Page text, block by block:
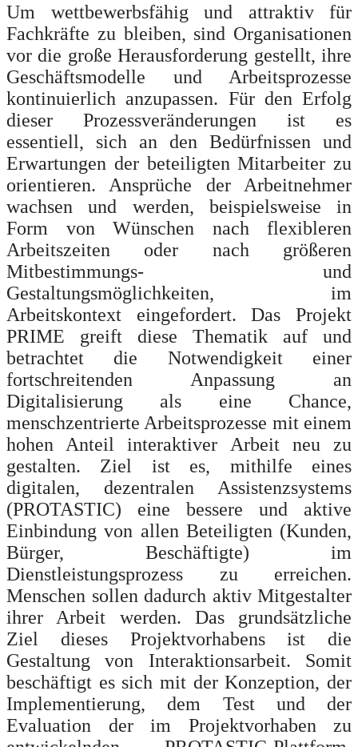
Um wettbewerbsfähig und attraktiv für
Fachkräfte zu bleiben, sind Organisationen
vor die große Herausforderung gestellt, ihre
Geschäftsmodelle und Arbeitsprozesse
kontinuierlich anzupassen. Für den Erfolg
dieser Prozessveränderungen ist es
essentiell, sich an den Bedürfnissen und
Erwartungen der beteiligten Mitarbeiter zu
orientieren. Ansprüche der Arbeitnehmer
wachsen und werden, beispielsweise in
Form von Wünschen nach flexibleren
Arbeitszeiten oder nach größeren
Mitbestimmungs‐ und
Gestaltungsmöglichkeiten, im
Arbeitskontext eingefordert. Das Projekt
PRIME greift diese Thematik auf und
betrachtet die Notwendigkeit einer
fortschreitenden Anpassung an
Digitalisierung als eine Chance,
menschzentrierte Arbeitsprozesse mit einem
hohen Anteil interaktiver Arbeit neu zu
gestalten. Ziel ist es, mithilfe eines
digitalen, dezentralen Assistenzsystems
(PROTASTIC) eine bessere und aktive
Einbindung von allen Beteiligten (Kunden,
Bürger, Beschäftigte) im
Dienstleistungsprozess zu erreichen.
Menschen sollen dadurch aktiv Mitgestalter
ihrer Arbeit werden. Das grundsätzliche
Ziel dieses Projektvorhabens ist die
Gestaltung von Interaktionsarbeit. Somit
beschäftigt es sich mit der Konzeption, der
Implementierung, dem Test und der
Evaluation der im Projektvorhaben zu